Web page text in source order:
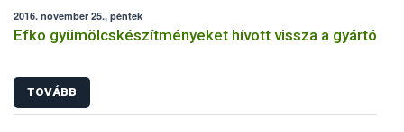
2016. november 25., péntek
Efko gyümölcskészítményeket hívott vissza a gyártó
TOVÁBB